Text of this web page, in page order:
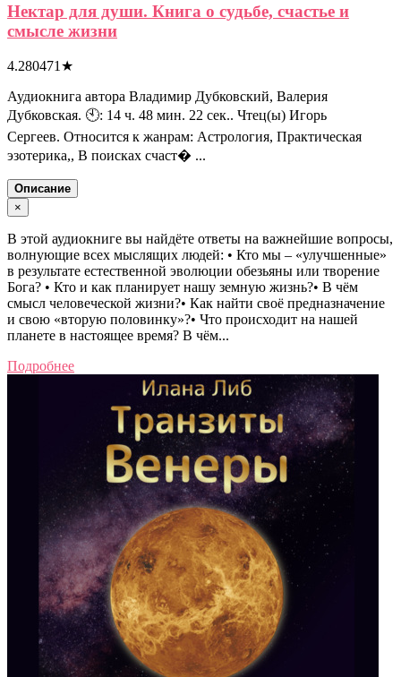
Нектар для души. Книга о судьбе, счастье и
смысле жизни
4.280471 ★
Аудиокнига автора Владимир Дубковский, Валерия
Дубковская. 🕙: 14 ч. 48 мин. 22 сек.. Чтец(ы) Игорь
Сергеев. Относится к жанрам: Астрология, Практическая
эзотерика,, В поисках счаст� ...
Описание
×
В этой аудиокниге вы найдёте ответы на важнейшие вопросы,
волнующие всех мыслящих людей: • Кто мы – «улучшенные»
в результате естественной эволюции обезьяны или творение
Бога? • Кто и как планирует нашу земную жизнь?• В чём
смысл человеческой жизни?• Как найти своё предназначение
и свою «вторую половинку»?• Что происходит на нашей
планете в настоящее время? В чём...
Подробнее